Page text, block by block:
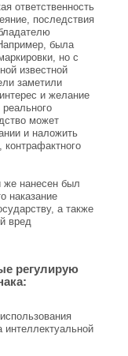
ответственность
последствия
была
но с
известной
заметили
и желание
может
и наложить
контрафактного
же нанесен был
наказание
а также
вред
регулирую
интеллектуальной